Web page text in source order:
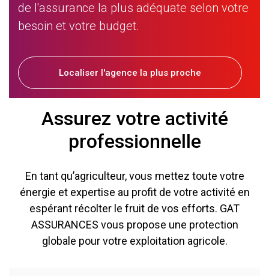
de l'assurance la plus adéquate selon votre
besoin et votre budget.
Localiser l'agence la plus proche
Assurez votre activité
professionnelle
En tant qu’agriculteur, vous mettez toute votre
énergie et expertise au profit de votre activité en
espérant récolter le fruit de vos efforts. GAT
ASSURANCES vous propose une protection
globale pour votre exploitation agricole.